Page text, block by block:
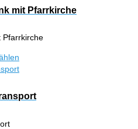
Produktseite
werden
mehrere
Varianten
Die
können
auf
Produktseite
mit Pfarrkirche
Pfarrkirche
Produkt
mehrere
Varianten